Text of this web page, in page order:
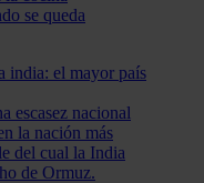
india: el mayor país
escasez nacional
la nación más
del cual la India
de Ormuz.